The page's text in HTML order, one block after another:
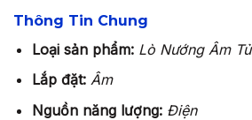
Thông Tin Chung
Loại sản phẩm: Lò Nướng Âm Tủ
Lắp đặt: Âm
Nguồn năng lượng: Điện